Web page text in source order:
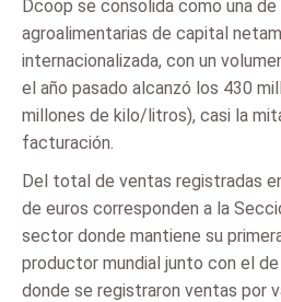
Dcoop se consolida como una
agroalimentarias de capital
internacionalizada, con un
el año pasado alcanzó los 430
millones de kilo/litros), casi la
facturación.
Del total de ventas registradas
de euros corresponden a la
sector donde mantiene su
productor mundial junto con el
donde se registraron ventas por